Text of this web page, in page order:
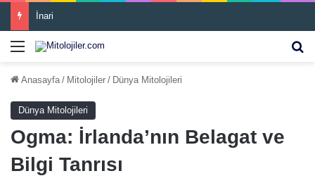
İnari
Menü
Anasayfa / Mitolojiler / Dünya Mitolojileri
Dünya Mitolojileri
Ogma: İrlanda’nın Belagat ve
Bilgi Tanrısı